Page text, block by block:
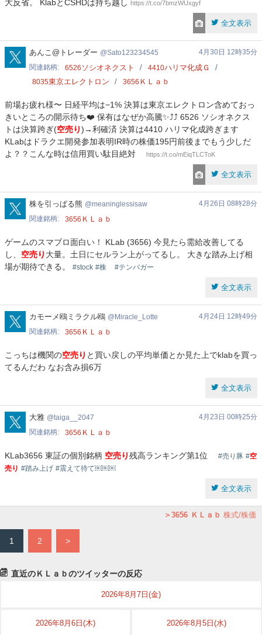
大反省。 KlabとCSHDは持ち越し https://t.co/7bmzWUxgyf
全文表示
Sato123234545
あんこ@トレーダー Sato123234545
4月30日 12時35分
関連銘柄
6526 ソシオネクスト 4410ハリマ化成Ｇ
8035東京エレクトロン 3656 ＫＬａｂ
前場お疲れ様〜 日経平均は−1% 決算は東京エレクトロン含めておっ
きいところの開示待ち❤️ 保有はなぜか高騰✨⤴️⤴️ 6526 ソシオネクス
トは決算跨ぎ(空売り)→利確済 決算は4410 ハリマ化成跨ぎます
KLabはドラクエ開発参加表明IR時の株価195円前後までもう少しだ
よ？？こんな時は信用買い駄目絶対
https://t.co/mEiqTLCToK
全文表示
meaninglessisaw
株を引っぱる熊 meaninglessisaw
4月26日 08時28分
関連銘柄
3656 ＫＬａｂ
ゲームのスマブロ面白い！ KLab (3656) 今見たら需給改善してる
し、 空売り 大量。土日にセルラン上がってるし。 大きな踏み上げ相
場が期待できる。 #stock #株 #テンバガー
全文表示
Miracle_Lotte
カモーメ鴎ミラクル鴎 Miracle_Lotte
4月24日 12時49分
関連銘柄
3656 ＫＬａｂ
こっちは機関の空売り と買い戻しの平均単価とか見た上でklabを買っ
てるんだわ なお含み損6万
全文表示
taiga__2047
大雅 taiga__2047
4月23日 00時25分
関連銘柄
3656 ＫＬａｂ
KLab3656 東証の個別銘柄 空売り残高ランキング第1位 #売り豚 #空
売り #踏み上げ #震えて待て￼￼￼
全文表示
3656 ＫＬａｂ 株式/株価
1 2 >
直近のＫＬａｂのツイッターの反応
2026年8月7日(金)
2026年8月6日(木) 2026年8月5日(水)